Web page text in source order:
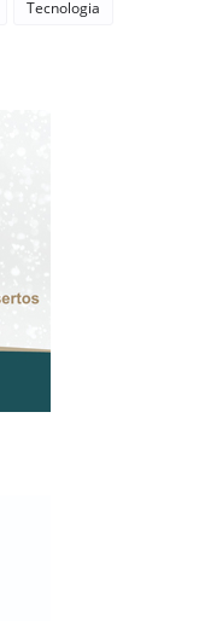
Tecnologia